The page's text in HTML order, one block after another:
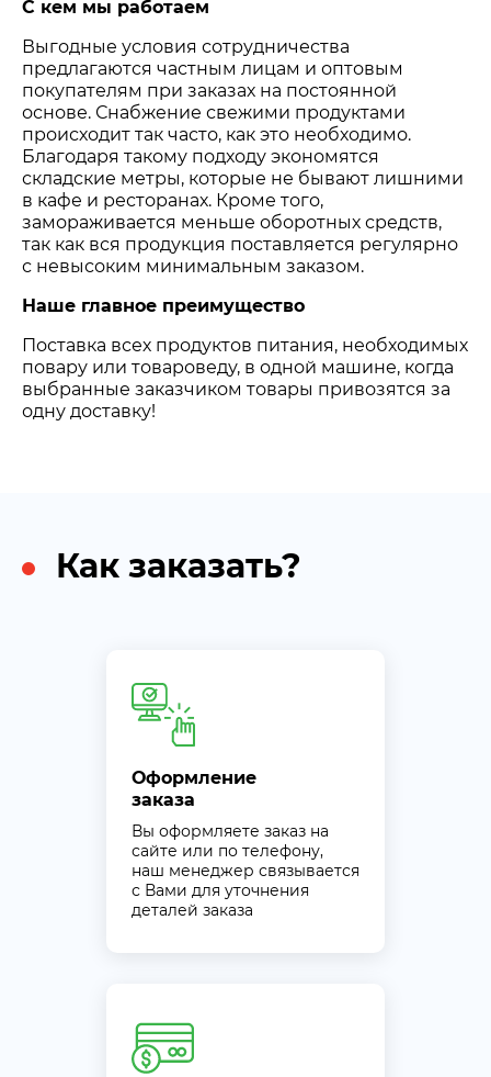
С кем мы работаем
Выгодные условия сотрудничества
предлагаются частным лицам и оптовым
покупателям при заказах на постоянной
основе. Снабжение свежими продуктами
происходит так часто, как это необходимо.
Благодаря такому подходу экономятся
складские метры, которые не бывают лишними
в кафе и ресторанах. Кроме того,
замораживается меньше оборотных средств,
так как вся продукция поставляется регулярно
с невысоким минимальным заказом.
Наше главное преимущество
Поставка всех продуктов питания, необходимых
повару или товароведу, в одной машине, когда
выбранные заказчиком товары привозятся за
одну доставку!
Как заказать?
Оформление
заказа
Вы оформляете заказ на
сайте или по телефону,
наш менеджер связывается
с Вами для уточнения
деталей заказа